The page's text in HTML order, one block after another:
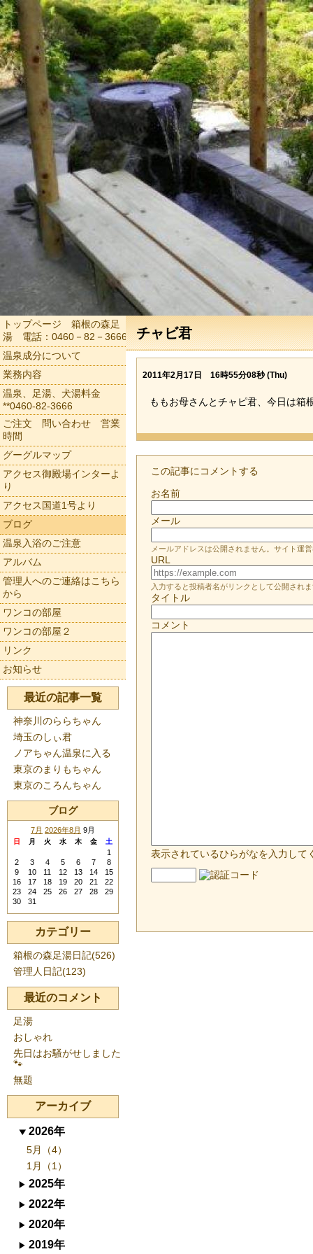
チャビ君
2011年2月17日 16時55分08秒 (Thu)
ももお母さんとチャピ君、今日は箱
この記事にコメントする
お名前
メール
メールアドレスは公開されません。サイト運
URL
入力すると投稿者名がリンクとして公開され
タイトル
コメント
表示されているひらがなを入力して
トップページ 箱根の森足
湯 電話：0460－82－3666
温泉成分について
業務内容
温泉、足湯、犬湯料金
**0460-82-3666
ご注文 問い合わせ 営業
時間
グーグルマップ
アクセス御殿場インターよ
り
アクセス国道1号より
ブログ
温泉入浴のご注意
アルバム
管理人へのご連絡はこちら
から
ワンコの部屋
ワンコの部屋２
リンク
お知らせ
最近の記事一覧
神奈川のららちゃん
埼玉のしぃ君
ノアちゃん温泉に入る
東京のまりもちゃん
東京のころんちゃん
ブログ
7月 2026年8月 9月
日 月 火 水 木 金 土
1
2
3 4 5 6 7
8
9
10 11 12 13 14
15
16
17 18 19 20 21
22
23
24 25 26 27 28
29
30
31
カテゴリー
箱根の森足湯日記(526)
管理人日記(123)
最近のコメント
足湯
おしゃれ
先日はお騒がせしました
🐾
無題
アーカイブ
2026年
5月（4）
1月（1）
2025年
2022年
2020年
2019年